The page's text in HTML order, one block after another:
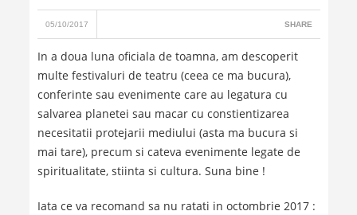
05/10/2017 SHARE
In a doua luna oficiala de toamna, am descoperit
multe festivaluri de teatru (ceea ce ma bucura),
conferinte sau evenimente care au legatura cu
salvarea planetei sau macar cu constientizarea
necesitatii protejarii mediului (asta ma bucura si
mai tare), precum si cateva evenimente legate de
spiritualitate, stiinta si cultura. Suna bine !
Iata ce va recomand sa nu ratati in octombrie 2017 :